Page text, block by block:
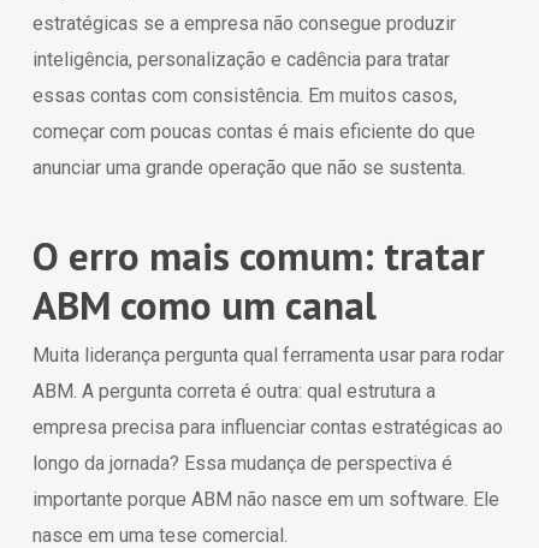
estratégicas se a empresa não consegue produzir
inteligência, personalização e cadência para tratar
essas contas com consistência. Em muitos casos,
começar com poucas contas é mais eficiente do que
anunciar uma grande operação que não se sustenta.
O erro mais comum: tratar
ABM como um canal
Muita liderança pergunta qual ferramenta usar para rodar
ABM. A pergunta correta é outra: qual estrutura a
empresa precisa para influenciar contas estratégicas ao
longo da jornada? Essa mudança de perspectiva é
importante porque ABM não nasce em um software. Ele
nasce em uma tese comercial.